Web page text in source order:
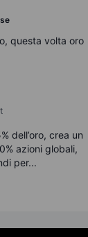
questa volta oro
dell’oro, crea un
azioni globali,
per...